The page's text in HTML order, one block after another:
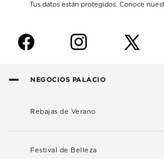
Tus datos están protegidos. Conoce
f i
NEGOCIOS PALACIO
Rebajas de Verano
Festival de Belleza